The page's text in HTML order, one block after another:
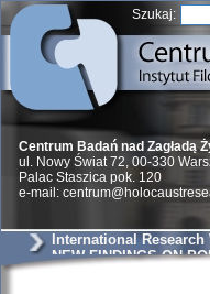
Szukaj:
Centrum Badań nad Zagładą
ul. Nowy Świat 72, 00-330
Palac Staszica pok. 120
e-mail:
International
NEW FINDINGS ON